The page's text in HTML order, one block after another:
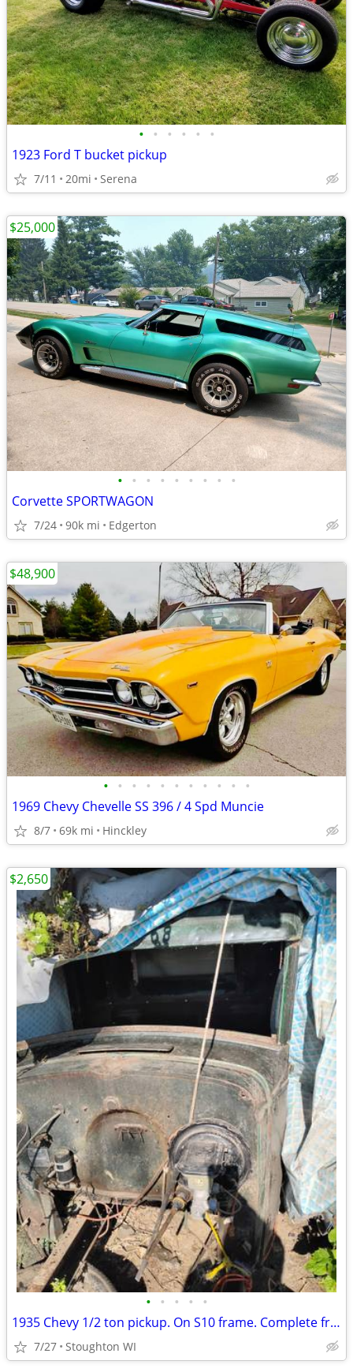
• • • • • •
1923 Ford T bucket pickup
7/11 20mi Serena
• • • • • • • • •
Corvette SPORTWAGON
7/24 90k mi Edgerton
$25,000
• • • • • • • • • • •
1969 Chevy Chevelle SS 396 / 4 Spd Muncie
8/7 69k mi Hinckley
$48,900
• • • • •
1935 Chevy 1/2 ton pickup. On S10 frame. Complete front including running boards
7/27 Stoughton WI
$2,650